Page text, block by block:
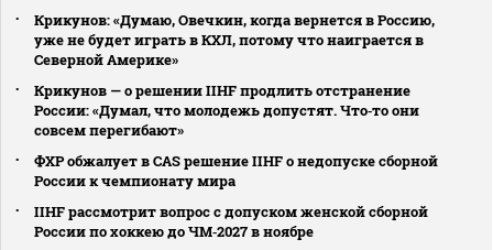
Крикунов: «Думаю, Овечкин, когда вернется в Россию,
уже не будет играть в КХЛ, потому что наиграется в
Северной Америке»
Крикунов — о решении IIHF продлить отстранение
России: «Думал, что молодежь допустят. Что‑то они
совсем перегибают»
ФХР обжалует в CAS решение IIHF о недопуске сборной
России к чемпионату мира
IIHF рассмотрит вопрос с допуском женской сборной
России по хоккею до ЧМ‑2027 в ноябре